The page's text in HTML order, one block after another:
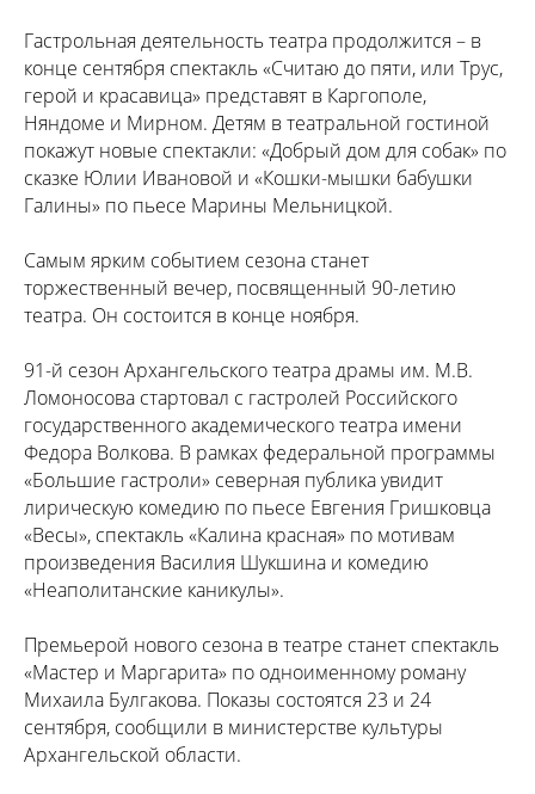
Гастрольная деятельность театра продолжится – в
конце сентября спектакль «Считаю до пяти, или Трус,
герой и красавица» представят в Каргополе,
Няндоме и Мирном. Детям в театральной гостиной
покажут новые спектакли: «Добрый дом для собак» по
сказке Юлии Ивановой и «Кошки-мышки бабушки
Галины» по пьесе Марины Мельницкой.
Самым ярким событием сезона станет
торжественный вечер, посвященный 90-летию
театра. Он состоится в конце ноября.
91-й сезон Архангельского театра драмы им. М.В.
Ломоносова стартовал с гастролей Российского
государственного академического театра имени
Федора Волкова. В рамках федеральной программы
«Большие гастроли» северная публика увидит
лирическую комедию по пьесе Евгения Гришковца
«Весы», спектакль «Калина красная» по мотивам
произведения Василия Шукшина и комедию
«Неаполитанские каникулы».
Премьерой нового сезона в театре станет спектакль
«Мастер и Маргарита» по одноименному роману
Михаила Булгакова. Показы состоятся 23 и 24
сентября, сообщили в министерстве культуры
Архангельской области.